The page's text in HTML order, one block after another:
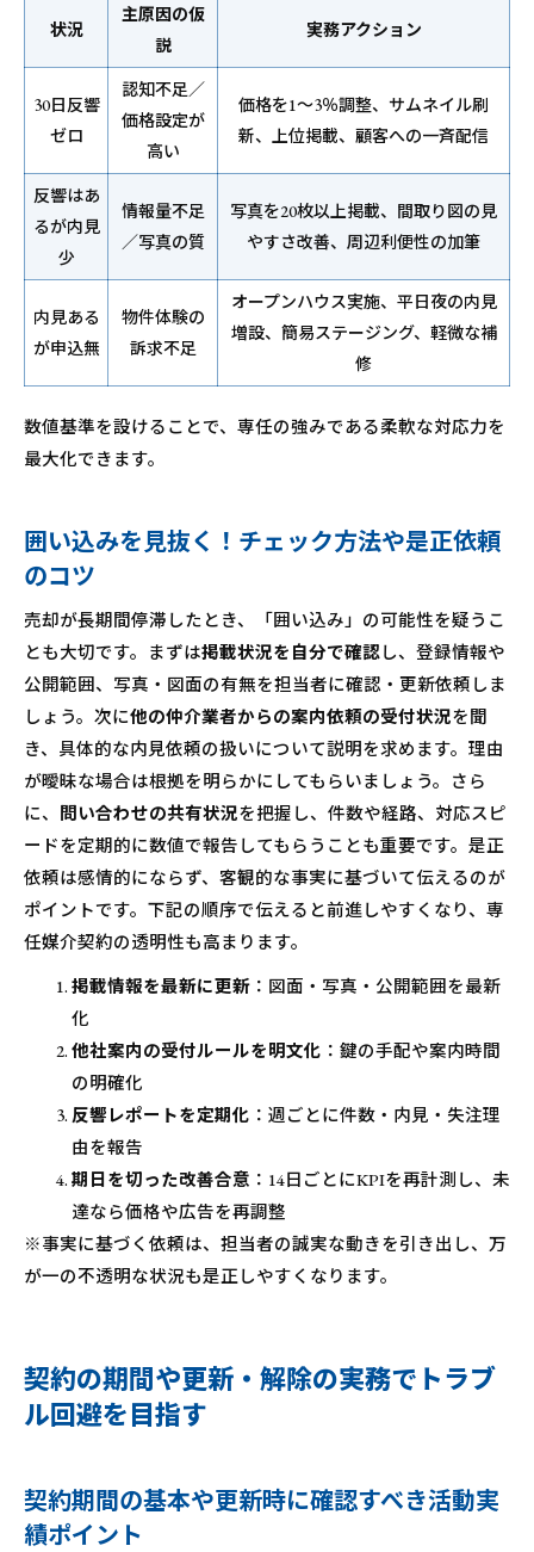
状況
主原因の仮
説
実務アクション
30日反響
ゼロ
認知不足／
価格設定が
高い
価格を1～3％調整、サムネイル刷
新、上位掲載、顧客への一斉配信
反響はあ
るが内見
少
情報量不足
／写真の質
写真を20枚以上掲載、間取り図の見
やすさ改善、周辺利便性の加筆
内見ある
が申込無
物件体験の
訴求不足
オープンハウス実施、平日夜の内見
増設、簡易ステージング、軽微な補
修
数値基準を設けることで、専任の強みである柔軟な対応力を
最大化できます。
囲い込みを見抜く！チェック方法や是正依頼
のコツ
売却が長期間停滞したとき、「囲い込み」の可能性を疑うこ
とも大切です。まずは掲載状況を自分で確認し、登録情報や
公開範囲、写真・図面の有無を担当者に確認・更新依頼しま
しょう。次に他の仲介業者からの案内依頼の受付状況を聞
き、具体的な内見依頼の扱いについて説明を求めます。理由
が曖昧な場合は根拠を明らかにしてもらいましょう。さら
に、 問い合わせの共有状況を把握し、件数や経路、対応スピ
ードを定期的に数値で報告してもらうことも重要です。是正
依頼は感情的にならず、客観的な事実に基づいて伝えるのが
ポイントです。下記の順序で伝えると前進しやすくなり、専
任媒介契約の透明性も高まります。
掲載情報を最新に更新 ：図面・写真・公開範囲を最新
化
他社案内の受付ルールを明文化 ：鍵の手配や案内時間
の明確化
反響レポートを定期化 ：週ごとに件数・内見・失注理
由を報告
期日を切った改善合意 ：14日ごとにKPIを再計測し、未
達なら価格や広告を再調整
※事実に基づく依頼は、担当者の誠実な動きを引き出し、万
が一の不透明な状況も是正しやすくなります。
契約の期間や更新・解除の実務でトラブ
ル回避を目指す
契約期間の基本や更新時に確認すべき活動実
績ポイント